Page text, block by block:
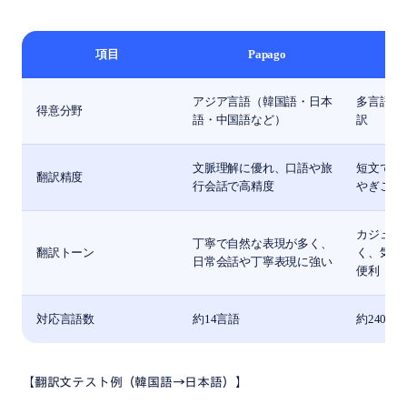
項目 Papago
得意分野
アジア言語（韓国語・日本
語・中国語など）​
多言語対
訳​
翻訳精度
文脈理解に優れ、口語や旅
行会話で高精度​
短文では
やぎこち
翻訳トーン
丁寧で自然な表現が多く、
日常会話や丁寧表現に強い
カジュア
く、気
便利​
対応言語数 約14言語​ 約240言
【翻訳文テスト例（韓国語→日本語）】